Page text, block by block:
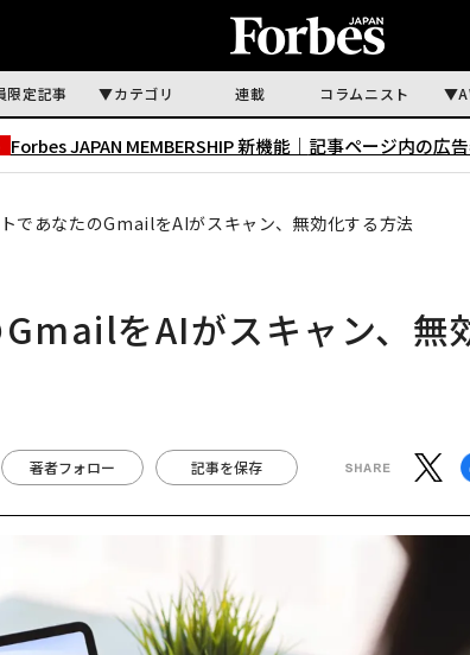
限定記事 カテゴリ 連載 コラムニスト
Forbes JAPAN MEMBERSHIP 新機能｜ 記事ページ内の広
であなたのGmailをAIがスキャン、無効化する方法
をAIがスキャン、無
著者フォロー 記事を保存